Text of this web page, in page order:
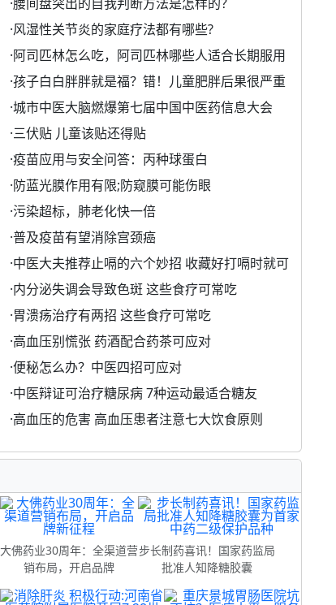
·风湿性关节炎的家庭疗法都有哪些?
·阿司匹林怎么吃，阿司匹林哪些人适合长期服用
·孩子白白胖胖就是福？错！儿童肥胖后果很严重
·城市中医大脑燃爆第七届中国中医药信息大会
·三伏贴 儿童该贴还得贴
·疫苗应用与安全问答：丙种球蛋白
·防蓝光膜作用有限;防窥膜可能伤眼
·污染超标，肺老化快一倍
·普及疫苗有望消除宫颈癌
·中医大夫推荐止嗝的六个妙招 收藏好打嗝时就可
·内分泌失调会导致色斑 这些食疗可常吃
·胃溃疡治疗有两招 这些食疗可常吃
·高血压别慌张 药酒配合药茶可应对
·便秘怎么办？中医四招可应对
·中医辩证可治疗糖尿病 7种运动最适合糖友
·高血压的危害 高血压患者注意七大饮食原则
大佛药业30周年：全渠道营
销布局，开启品牌
步长制药喜讯！国家药监局
批准人知降糖胶囊